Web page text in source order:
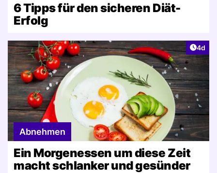
6 Tipps für den sicheren Diät-
Erfolg
4d
Abnehmen
Ein Morgenessen um diese Zeit
macht schlanker und gesünder